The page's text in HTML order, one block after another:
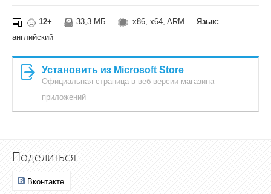
12+ 33,3 МБ x86, x64, ARM Язык:
английский
Установить из Microsoft Store
Официальная страница в веб-версии магазина
приложений
Поделиться
Вконтакте